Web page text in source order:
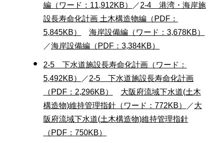
編（ワード：11,912KB）
／2-4 港湾・海岸施
設長寿命化計画 土木構造物編（PDF：
5,845KB）
海岸設備編（ワード：3,678KB）
／海岸設備編（PDF：3,384KB）
2-5 下水道施設長寿命化計画（ワード：
5,492KB）
／2-5 下水道施設長寿命化計画
（PDF：2,296KB）
大阪府流域下水道(土木
構造物)維持管理指針（ワード：772KB）
／大
阪府流域下水道(土木構造物)維持管理指針
（PDF：750KB）